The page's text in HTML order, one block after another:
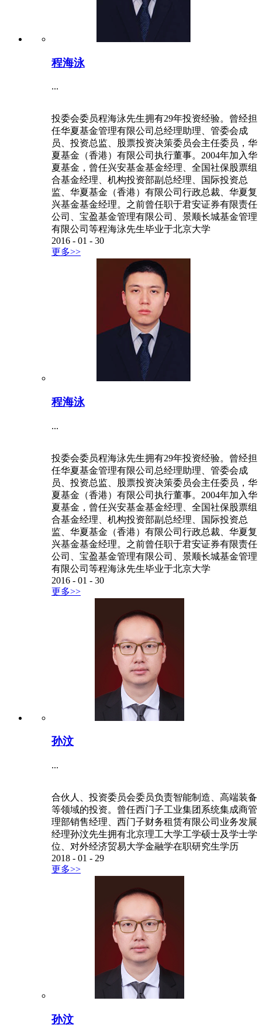
程海泳
...
投委会委员程海泳先生拥有29年投资经验。曾经担
任华夏基金管理有限公司总经理助理、管委会成
员、投资总监、股票投资决策委员会主任委员，华
夏基金（香港）有限公司执行董事。2004年加入华
夏基金，曾任兴安基金基金经理、全国社保股票组
合基金经理、机构投资部副总经理、国际投资总
监、华夏基金（香港）有限公司行政总裁、华夏复
兴基金基金经理。之前曾任职于君安证券有限责任
公司、宝盈基金管理有限公司、景顺长城基金管理
有限公司等程海泳先生毕业于北京大学
2016 - 01 - 30
更多>>
程海泳
...
投委会委员程海泳先生拥有29年投资经验。曾经担
任华夏基金管理有限公司总经理助理、管委会成
员、投资总监、股票投资决策委员会主任委员，华
夏基金（香港）有限公司执行董事。2004年加入华
夏基金，曾任兴安基金基金经理、全国社保股票组
合基金经理、机构投资部副总经理、国际投资总
监、华夏基金（香港）有限公司行政总裁、华夏复
兴基金基金经理。之前曾任职于君安证券有限责任
公司、宝盈基金管理有限公司、景顺长城基金管理
有限公司等程海泳先生毕业于北京大学
2016 - 01 - 30
更多>>
孙汶
...
合伙人、投资委员会委员负责智能制造、高端装备
等领域的投资。曾任西门子工业集团系统集成商管
理部销售经理、西门子财务租赁有限公司业务发展
经理孙汶先生拥有北京理工大学工学硕士及学士学
位、对外经济贸易大学金融学在职研究生学历
2018 - 01 - 29
更多>>
孙汶